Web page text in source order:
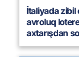
İtaliyada zibil
avroluq
axtarışdan